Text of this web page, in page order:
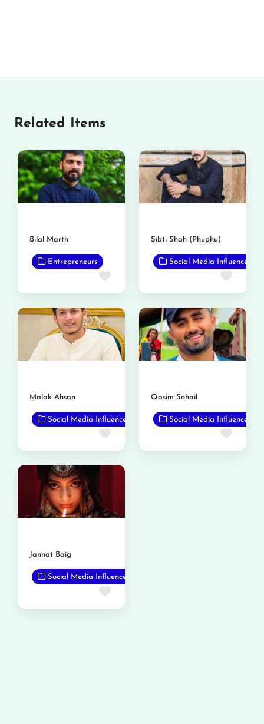
Related Items
Bilal Marth
Entrepreneurs
Favorite
Sibti Shah (Phuphu)
Social Media Influencer
Malak Ahsan
Social Media Influencer
Favorite
Qasim Sohail
Social Media Influencer
Jannat Baig
Social Media Influencer
Favorite